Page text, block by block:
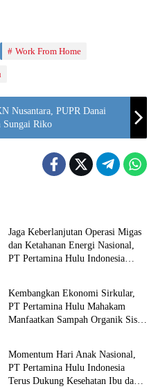
Work From Home
Nusantara, PUPR Danai
Sungai Riko
Jaga Keberlanjutan Operasi Migas
dan Ketahanan Energi Nasional,
PT Pertamina Hulu Indonesia
Nasional
Kembangkan Ekonomi Sirkular,
PT Pertamina Hulu Mahakam
Manfaatkan Sampah Organik Sisa
Nasional
Momentum Hari Anak Nasional,
PT Pertamina Hulu Indonesia
Terus Dukung Kesehatan Ibu dan